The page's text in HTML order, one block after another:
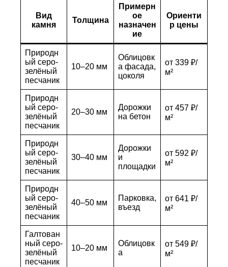
Вид
камня
Толщина
Примерн
ое
назначен
ие
Ориенти
р цены
Природн
ый серо-
зелёный
песчаник
10–20 мм
Облицовк
а фасада,
цоколя
от 339 ₽/
м²
Природн
ый серо-
зелёный
песчаник
20–30 мм
Дорожки
на бетон
от 457 ₽/
м²
Природн
ый серо-
зелёный
песчаник
30–40 мм
Дорожки
и
площадки
от 592 ₽/
м²
Природн
ый серо-
зелёный
песчаник
40–50 мм
Парковка,
въезд
от 641 ₽/
м²
Галтован
ный серо-
зелёный
песчаник
10–20 мм
Облицовк
а
от 549 ₽/
м²